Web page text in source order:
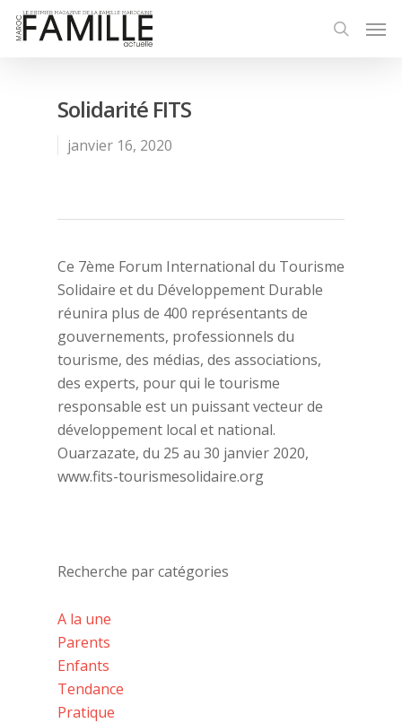
Solidarité FITS
janvier 16, 2020
Ce 7ème Forum International du Tourisme
Solidaire et du Développement Durable
réunira plus de 400 représentants de
gouvernements, professionnels du
tourisme, des médias, des associations,
des experts, pour qui le tourisme
responsable est un puissant vecteur de
développement local et national.
Ouarzazate, du 25 au 30 janvier 2020,
www.fits-tourismesolidaire.org
Recherche par catégories
A la une
Parents
Enfants
Tendance
Pratique